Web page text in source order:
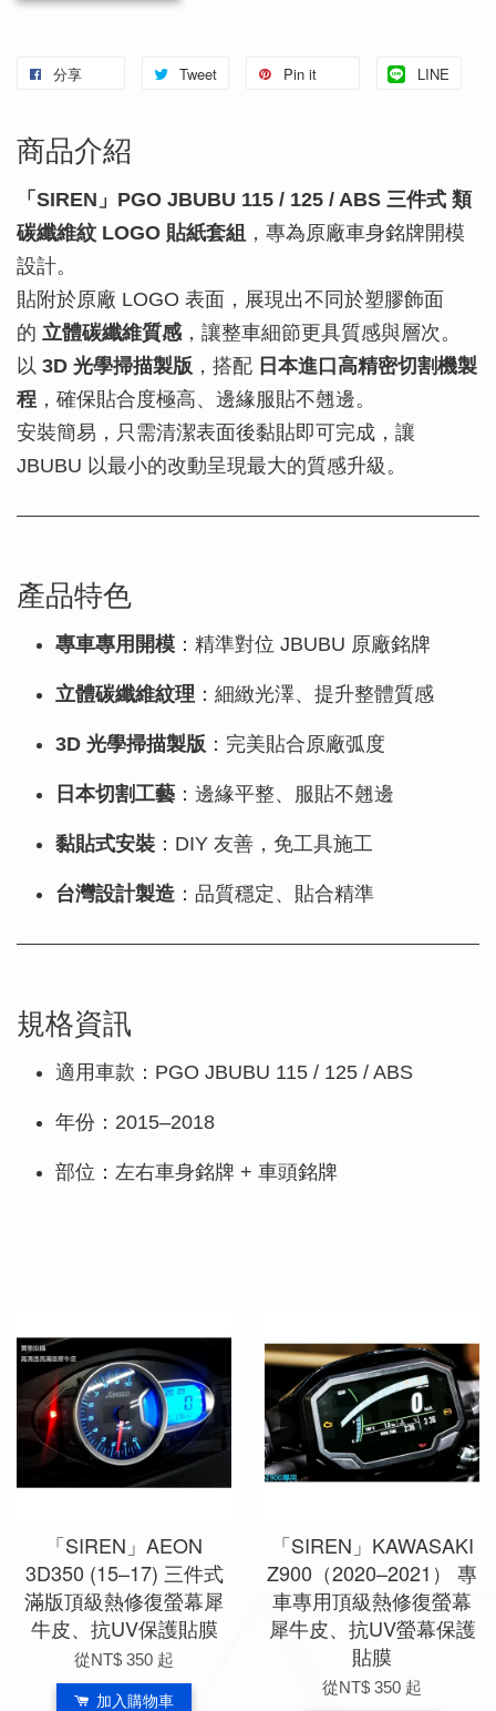
分享 Tweet Pin it LINE
商品介紹
「SIREN」PGO JBUBU 115 / 125 / ABS 三件式 類
碳纖維紋 LOGO 貼紙套組 ，專為原廠車身銘牌開模
設計。
貼附於原廠 LOGO 表面，展現出不同於塑膠飾面
的 立體碳纖維質感，讓整車細節更具質感與層次。
以 3D 光學掃描製版 ，搭配 日本進口高精密切割機製
程 ，確保貼合度極高、邊緣服貼不翹邊。
安裝簡易，只需清潔表面後黏貼即可完成，讓
JBUBU 以最小的改動呈現最大的質感升級。
產品特色
專車專用開模 ：精準對位 JBUBU 原廠銘牌
立體碳纖維紋理 ：細緻光澤、提升整體質感
3D 光學掃描製版 ：完美貼合原廠弧度
日本切割工藝 ：邊緣平整、服貼不翹邊
黏貼式安裝 ：DIY 友善，免工具施工
台灣設計製造 ：品質穩定、貼合精準
規格資訊
適用車款：PGO JBUBU 115 / 125 / ABS
年份：2015–2018
部位：左右車身銘牌 + 車頭銘牌
「SIREN」AEON
3D350 (15–17) 三件式
滿版頂級熱修復螢幕犀
牛皮、抗UV保護貼膜
從NT$ 350 起
加入購物車
「SIREN」KAWASAKI
Z900（2020–2021） 專
車專用頂級熱修復螢幕
犀牛皮、抗UV螢幕保護
貼膜
從NT$ 350 起